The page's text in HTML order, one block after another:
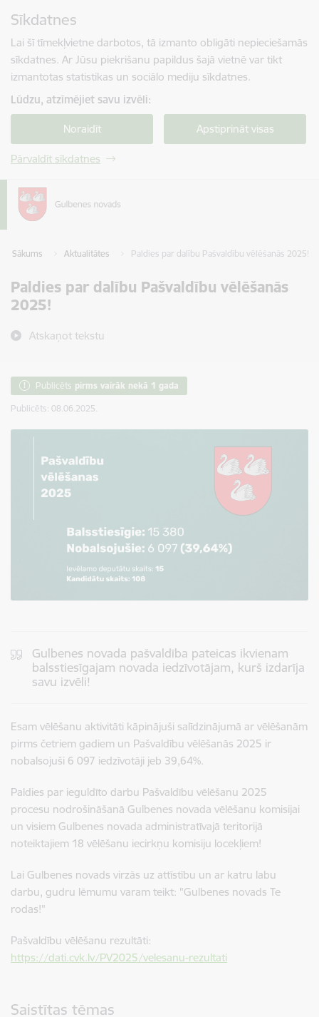
Sīkdatnes
Lai šī tīmekļvietne darbotos, tā izmanto obligāti nepieciešamās
sīkdatnes. Ar Jūsu piekrišanu papildus šajā vietnē var tikt
izmantotas statistikas un sociālo mediju sīkdatnes.
Lūdzu, atzīmējiet savu izvēli:
Noraidīt Apstiprināt visas
Pārvaldīt sīkdatnes
Sākums Aktualitātes Paldies par dalību Pašvaldību vēlēšanās 2025!
Paldies par dalību Pašvaldību vēlēšanās
2025!
Atskaņot tekstu
Publicēts pirms vairāk nekā 1 gada
Publicēts: 08.06.2025.
Gulbenes novada pašvaldība pateicas ikvienam
balsstiesīgajam novada iedzīvotājam, kurš izdarīja
savu izvēli!
Esam vēlēšanu aktivitāti kāpinājuši salīdzinājumā ar vēlēšanām
pirms četriem gadiem un Pašvaldību vēlēšanās 2025 ir
nobalsojuši 6 097 iedzīvotāji jeb 39,64%.
Paldies par ieguldīto darbu Pašvaldību vēlēšanu 2025
procesu nodrošināšanā Gulbenes novada vēlēšanu komisijai
un visiem Gulbenes novada administratīvajā teritorijā
noteiktajiem 18 vēlēšanu iecirkņu komisiju locekļiem!
Lai Gulbenes novads virzās uz attīstību un ar katru labu
darbu, gudru lēmumu varam teikt: "Gulbenes novads Te
rodas!"
Pašvaldību vēlēšanu rezultāti:
https://dati.cvk.lv/PV2025/velesanu-rezultati
Saistītas tēmas